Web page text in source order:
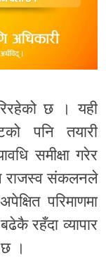
छ । यही
पनि तयारी
समीक्षा गरेर
राजस्व संकलनले
परिमाणमा
रहँदा व्यापार
छ ।